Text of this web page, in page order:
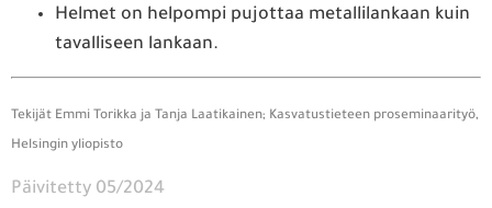
Helmet on helpompi pujottaa metallilankaan kuin
tavalliseen lankaan.
Tekijät Emmi Torikka ja Tanja Laatikainen; Kasvatustieteen proseminaarityö,
Helsingin yliopisto
Päivitetty 05/2024